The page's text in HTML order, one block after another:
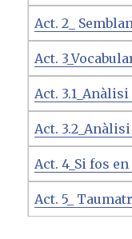
Act. 2_
Act.
Act.
Act.
Act. 4_Si fos
Act. 5_